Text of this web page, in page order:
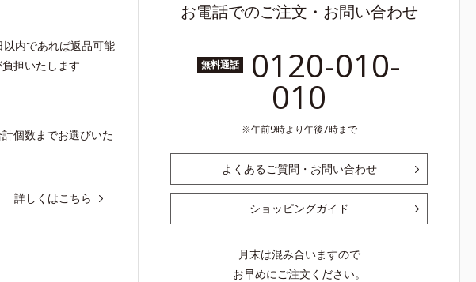
内であれば返品可能
担いたします
個数までお選びいた
詳しくはこちら
お電話でのご注文・お問い合わせ
無料通話 0120-010-
010
午前9時より午後7時まで
よくあるご質問・お問い合わせ
ショッピングガイド
月末は混み合いますので
お早めにご注文ください。